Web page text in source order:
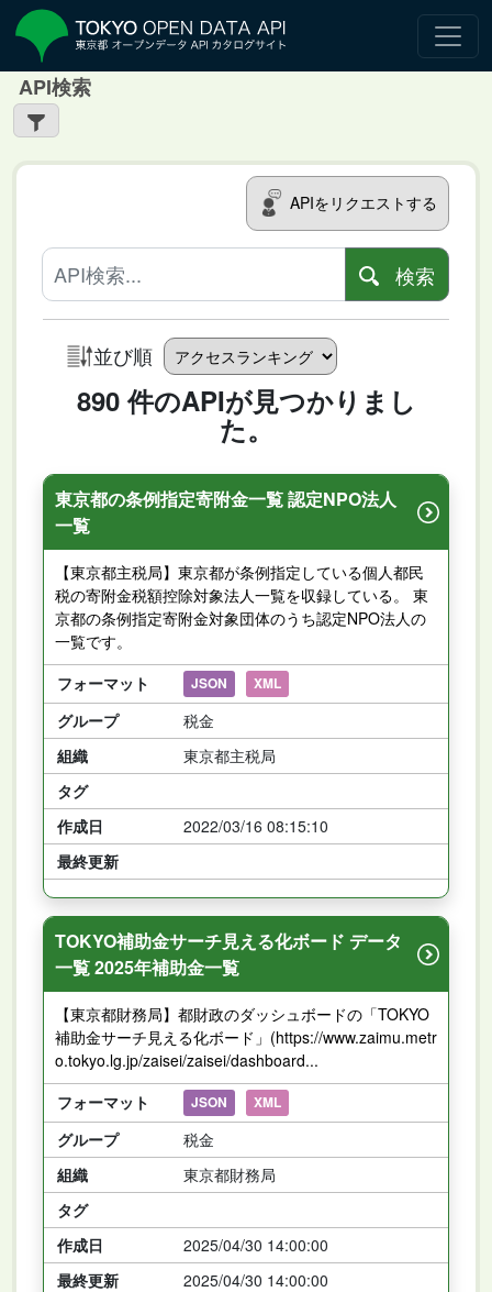
API検索
APIをリクエストする
検索
並び順
890 件のAPIが見つかりまし
た。
東京都の条例指定寄附金一覧 認定NPO法人
一覧
【東京都主税局】東京都が条例指定している個人都民
税の寄附金税額控除対象法人一覧を収録している。 東
京都の条例指定寄附金対象団体のうち認定NPO法人の
一覧です。
フォーマット
JSON XML
グループ
税金
組織
東京都主税局
タグ
作成日
2022/03/16 08:15:10
最終更新
TOKYO補助金サーチ見える化ボード データ
一覧 2025年補助金一覧
【東京都財務局】都財政のダッシュボードの「TOKYO
補助金サーチ見える化ボード」(https://www.zaimu.metr
o.tokyo.lg.jp/zaisei/zaisei/dashboard...
フォーマット
JSON XML
グループ
税金
組織
東京都財務局
タグ
作成日
2025/04/30 14:00:00
最終更新
2025/04/30 14:00:00